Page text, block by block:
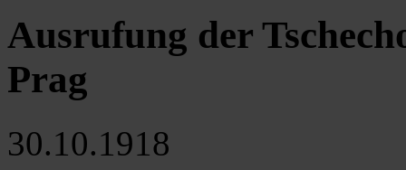
Ausrufung der
Prag
30.10.1918